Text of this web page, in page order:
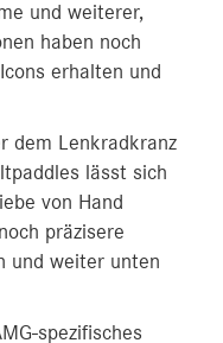
und weiterer,
haben noch
erhalten und
dem Lenkradkranz
lässt sich
von Hand
präzisere
und weiter unten
spezifisches